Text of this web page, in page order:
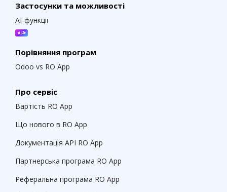
Застосунки та можливості
AI-функції
Порівняння програм
Odoo vs RO App
Про сервіс
Вартість RO App
Що нового в RO App
Документація API RO App
Партнерська програма RO App
Реферальна програма RO App